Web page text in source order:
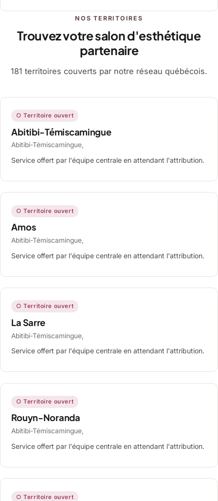
NOS TERRITOIRES
Trouvez votre salon d'esthétique
partenaire
181 territoires couverts par notre réseau québécois.
○ Territoire ouvert
Abitibi-Témiscamingue
Abitibi-Témiscamingue,
Service offert par l'équipe centrale en attendant l'attribution.
○ Territoire ouvert
Amos
Abitibi-Témiscamingue,
Service offert par l'équipe centrale en attendant l'attribution.
○ Territoire ouvert
La Sarre
Abitibi-Témiscamingue,
Service offert par l'équipe centrale en attendant l'attribution.
○ Territoire ouvert
Rouyn-Noranda
Abitibi-Témiscamingue,
Service offert par l'équipe centrale en attendant l'attribution.
○ Territoire ouvert